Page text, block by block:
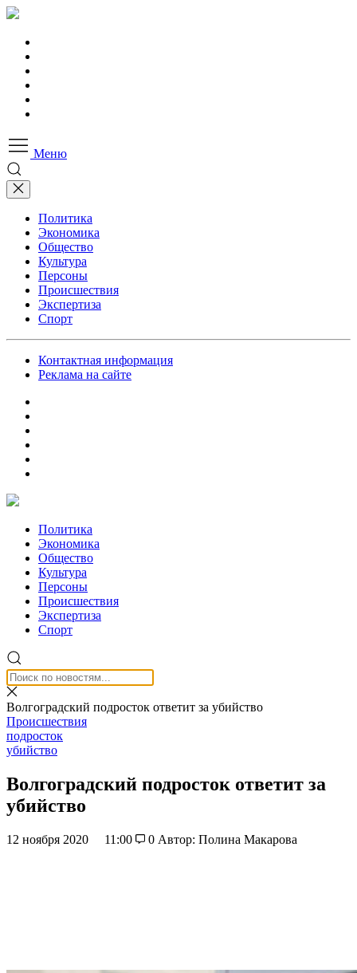
Меню
Политика
Экономика
Общество
Культура
Персоны
Происшествия
Экспертиза
Спорт
Контактная информация
Реклама на сайте
Политика
Экономика
Общество
Культура
Персоны
Происшествия
Экспертиза
Спорт
Волгоградский подросток ответит за убийство
Происшествия
подросток
убийство
Волгоградский подросток ответит за
убийство
12 ноября 2020 11:00 0 Автор: Полина Макарова